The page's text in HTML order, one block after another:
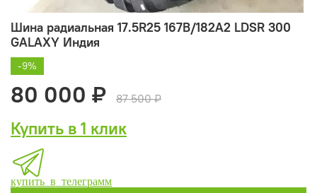
Шина радиальная 17.5R25 167B/182A2 LDSR 300
GALAXY Индия
-9%
80 000 ₽ 87 500 ₽
Купить в 1 клик
купить в телеграмм